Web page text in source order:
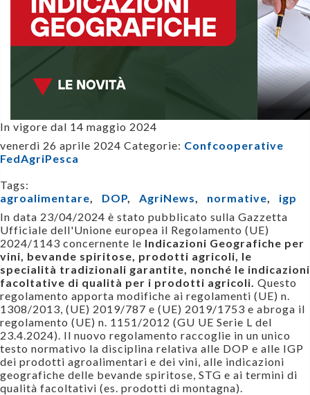
In vigore dal 14 maggio 2024
venerdì 26 aprile 2024 Categorie: Confcooperative
FedAgriPesca
Tags:
agroalimentare, DOP, AgriNews, normative, igp
In data 23/04/2024 è stato pubblicato sulla Gazzetta
Ufficiale dell'Unione europea il Regolamento (UE)
2024/1143 concernente le Indicazioni Geografiche per
vini, bevande spiritose, prodotti agricoli, le
specialità tradizionali garantite, nonché le indicazioni
facoltative di qualità per i prodotti agricoli. Questo
regolamento apporta modifiche ai regolamenti (UE) n.
1308/2013, (UE) 2019/787 e (UE) 2019/1753 e abroga il
regolamento (UE) n. 1151/2012 (GU UE Serie L del
23.4.2024). Il nuovo regolamento raccoglie in un unico
testo normativo la disciplina relativa alle DOP e alle IGP
dei prodotti agroalimentari e dei vini, alle indicazioni
geografiche delle bevande spiritose, STG e ai termini di
qualità facoltativi (es. prodotti di montagna).